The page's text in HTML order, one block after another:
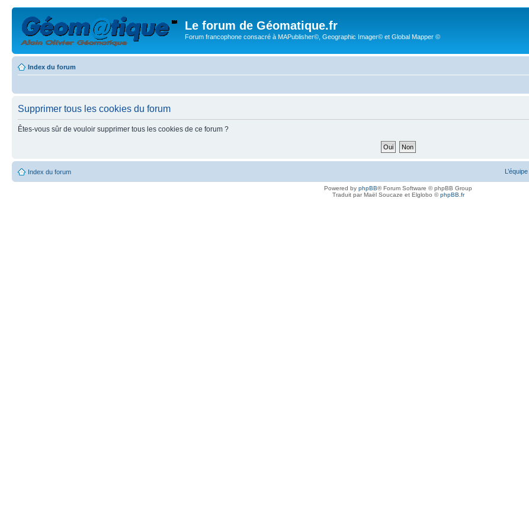
Le forum de Géomatique.fr
Forum francophone consacré à MAPublisher©, Geographic Imager© et Global Mapper ©
Index du forum
Supprimer tous les cookies du forum
Êtes-vous sûr de vouloir supprimer tous les cookies de ce forum ?
Index du forum L’équipe
Powered by phpBB® Forum Software © phpBB Group
Traduit par Maël Soucaze et Elglobo ©phpBB.fr